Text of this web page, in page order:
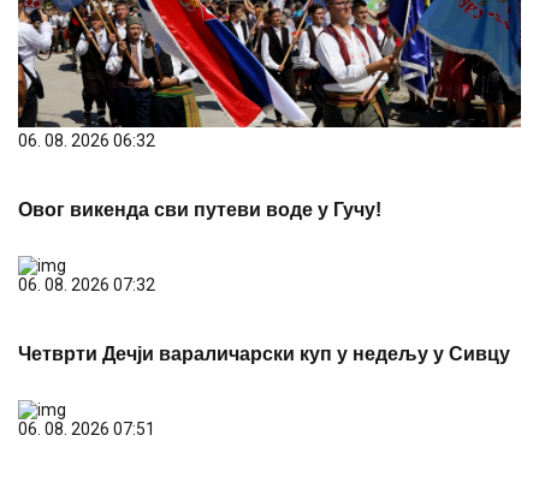
06. 08. 2026 06:32
Овог викенда сви путеви воде у Гучу!
06. 08. 2026 07:32
Четврти Дечји вараличарски куп у недељу у Сивцу
06. 08. 2026 07:51